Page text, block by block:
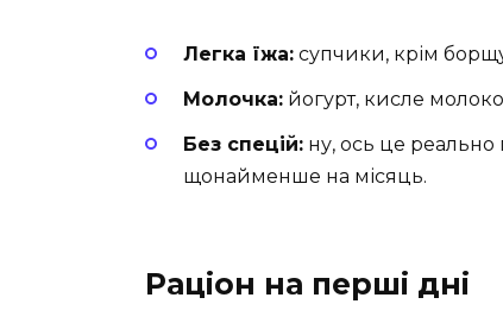
Легка їжа: супчики, крім
Молочка: йогурт, кисле
Без спецій: ну, ось це
щонайменше на місяць.
Раціон на перші дні